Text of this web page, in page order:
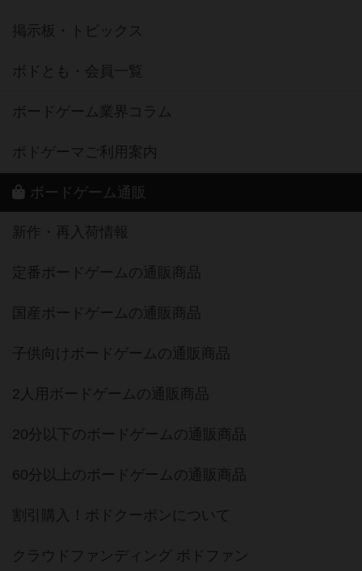
掲示板・トピックス
ボドとも・会員一覧
ボードゲーム業界コラム
ボドゲーマご利用案内
ボードゲーム通販
新作・再入荷情報
定番ボードゲームの通販商品
国産ボードゲームの通販商品
子供向けボードゲームの通販商品
2人用ボードゲームの通販商品
20分以下のボードゲームの通販商品
60分以上のボードゲームの通販商品
割引購入！ボドクーポンについて
クラウドファンディング ボドファン